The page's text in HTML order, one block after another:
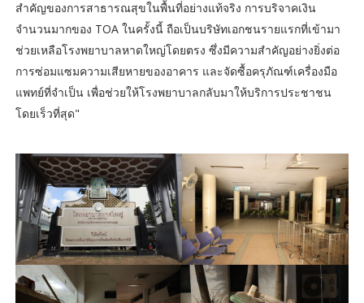
สำคัญของการสาธารณสุขในพื้นที่อย่างแท้จริง การบริจาคเงิน
จำนวนมากของ TOA ในครั้งนี้ ถือเป็นบริษัทเอกชนรายแรกที่เข้ามา
ช่วยเหลือโรงพยาบาลหาดใหญ่โดยตรง ซึ่งมีความสำคัญอย่างยิ่งต่อ
การซ่อมแซมความเสียหายของอาคาร และจัดซื้อครุภัณฑ์เครื่องมือ
แพทย์ที่จำเป็น เพื่อช่วยให้โรงพยาบาลกลับมาให้บริการประชาชน
โดยเร็วที่สุด"